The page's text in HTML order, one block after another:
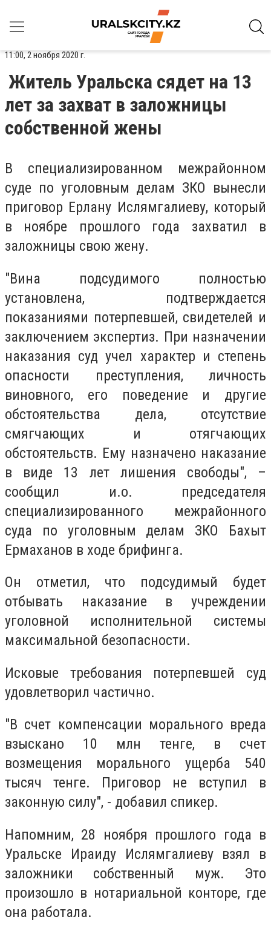
11:00, 2 ноября 2020 г.
Житель Уральска сядет на 13
лет за захват в заложницы
собственной жены
В специализированном межрайонном
суде по уголовным делам ЗКО вынесли
приговор Ерлану Ислямгалиеву, который
в ноябре прошлого года захватил в
заложницы свою жену.
"Вина подсудимого полностью
установлена, подтверждается
показаниями потерпевшей, свидетелей и
заключением экспертиз. При назначении
наказания суд учел характер и степень
опасности преступления, личность
виновного, его поведение и другие
обстоятельства дела, отсутствие
смягчающих и отягчающих
обстоятельств. Ему назначено наказание
в виде 13 лет лишения свободы", –
сообщил и.о. председателя
специализированного межрайонного
суда по уголовным делам ЗКО Бахыт
Ермаханов в ходе брифинга.
Он отметил, что подсудимый будет
отбывать наказание в учреждении
уголовной исполнительной системы
максимальной безопасности.
Исковые требования потерпевшей суд
удовлетворил частично.
"В счет компенсации морального вреда
взыскано 10 млн тенге, в счет
возмещения морального ущерба 540
тысяч тенге. Приговор не вступил в
законную силу", - добавил спикер.
Напомним, 28 ноября прошлого года в
Уральске Ираиду Ислямгалиеву взял в
заложники собственный муж. Это
произошло в нотариальной конторе, где
она работала.